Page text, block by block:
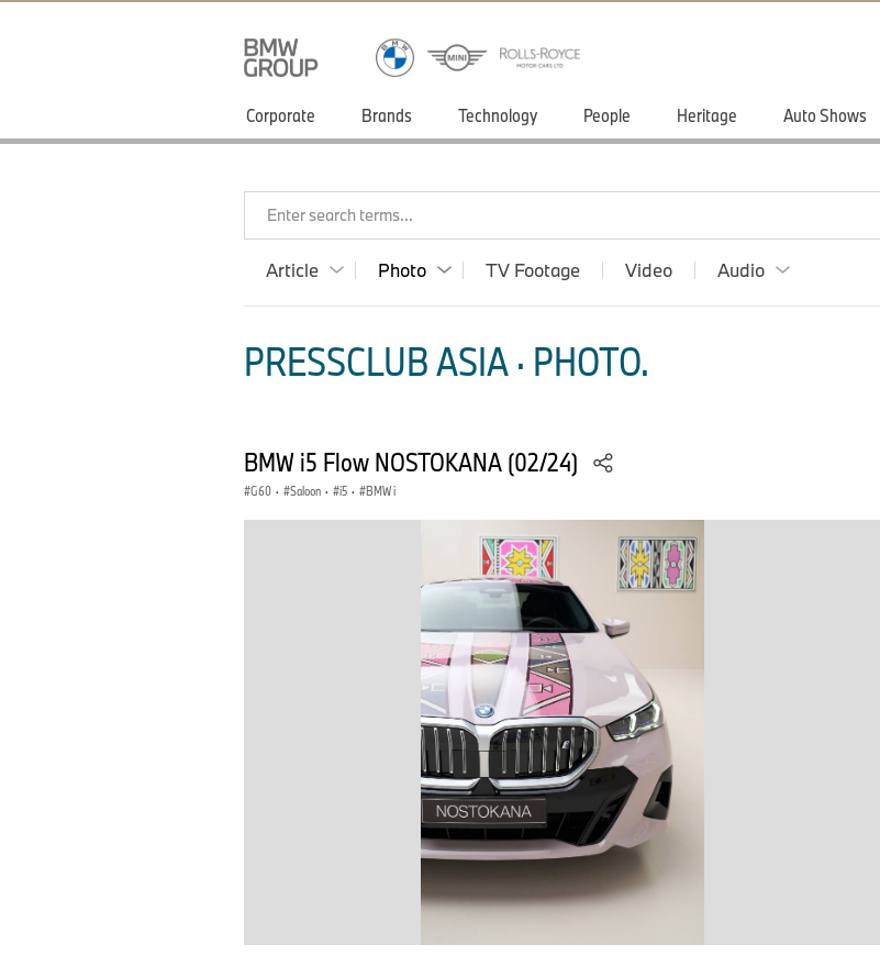
Corporate Brands Technology People Heritage Auto Shows
Enter search terms...
Article Photo TV Footage Video Audio
PRESSCLUB ASIA · PHOTO.
BMW i5 Flow NOSTOKANA (02/24)
G60 · Saloon · i5 · BMW i